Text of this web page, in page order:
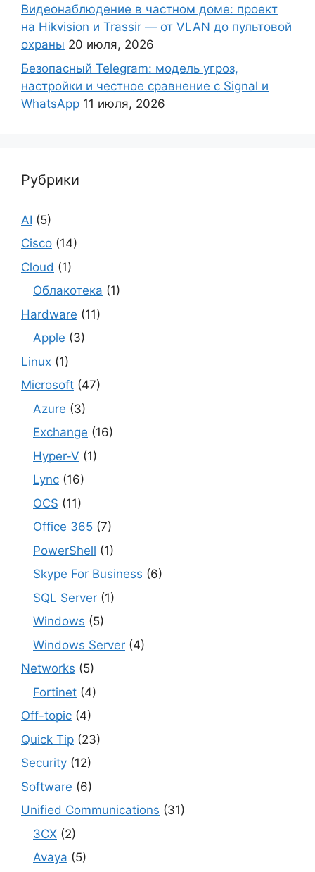
Видеонаблюдение в частном доме: проект
на Hikvision и Trassir — от VLAN до пультовой
охраны 20 июля, 2026
Безопасный Telegram: модель угроз,
настройки и честное сравнение с Signal и
WhatsApp 11 июля, 2026
Рубрики
AI (5)
Cisco (14)
Cloud (1)
Облакотека (1)
Hardware (11)
Apple (3)
Linux (1)
Microsoft (47)
Azure (3)
Exchange (16)
Hyper-V (1)
Lync (16)
OCS (11)
Office 365 (7)
PowerShell (1)
Skype For Business (6)
SQL Server (1)
Windows (5)
Windows Server (4)
Networks (5)
Fortinet (4)
Off-topic (4)
Quick Tip (23)
Security (12)
Software (6)
Unified Communications (31)
3CX (2)
Avaya (5)